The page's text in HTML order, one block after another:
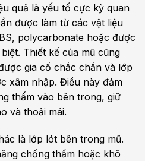
quả là yếu tố cực kỳ quan
được làm từ các vật liệu
polycarbonate hoặc được
Thiết kế của mũ cũng
gia cố chắc chắn và lớp
xâm nhập. Điều này đảm
thấm vào bên trong, giữ
và thoải mái.
là lớp lót bên trong mũ.
chống thấm hoặc khô